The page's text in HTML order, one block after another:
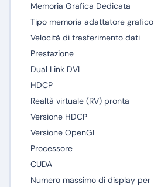
Memoria Grafica Dedicata
Tipo memoria adattatore grafico
Velocità di trasferimento dati
Prestazione
Dual Link DVI
HDCP
Realtà virtuale (RV) pronta
Versione HDCP
Versione OpenGL
Processore
CUDA
Numero massimo di display per